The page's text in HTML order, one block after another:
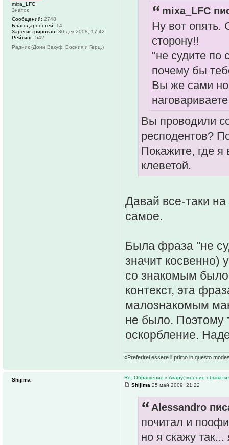
mixa_LFC
Ну вот опять.
сторону!!
"не судите по
почему бы
Вы же сами
Вы проводили
респодентов?
Покажите, где я
клеветой.
Давай все-таки
самое.
Была фраза "не
значит косвенно)
со знакомым
контекст, эта
малознакомым
не было. Поэтому
оскорбление.
«Preferirei essere il primo in questo
mixa_LFC
Знаток
Сообщений: 2748
Благодарностей: 14
Зарегистрирован: 30 дек 2008, 17:42
Рейтинг: 542
Радник (Дони Вакуф, Босния и Герц.)
Re: Обращение к Акару( мнение
Shijima 25 май 2009, 21:22
Alessandro
почитал и
но я скажу
Shijima